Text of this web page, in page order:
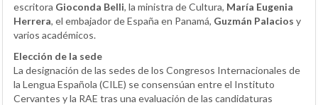
escritora Gioconda Belli, la ministra de Cultura, María Eugenia
Herrera, el embajador de España en Panamá, Guzmán Palacios y
varios académicos.
Elección de la sede
La designación de las sedes de los Congresos Internacionales de
la Lengua Española (CILE) se consensúan entre el Instituto
Cervantes y la RAE tras una evaluación de las candidaturas